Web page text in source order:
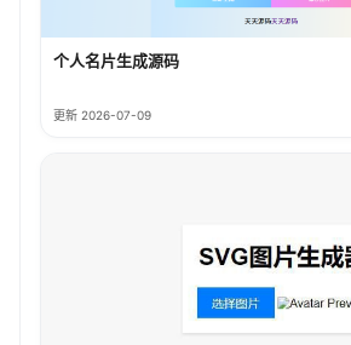
个人名片生成源码
更新 2026-07-09